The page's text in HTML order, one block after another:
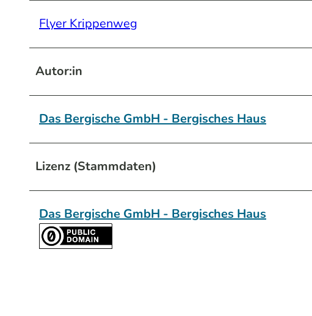
Flyer Krippenweg
Autor:in
Das Bergische GmbH - Bergisches Haus
Lizenz (Stammdaten)
Das Bergische GmbH - Bergisches Haus